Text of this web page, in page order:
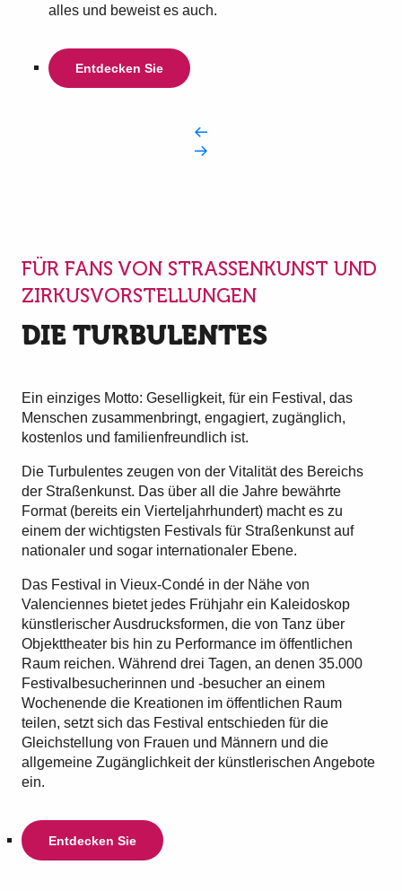
alles und beweist es auch.
Entdecken Sie
FÜR FANS VON STRASSENKUNST UND Z
IRKUSVORSTELLUNGEN
DIE TURBULENTES
Ein einziges Motto: Geselligkeit, für ein Festival, das
Menschen zusammenbringt, engagiert, zugänglich,
kostenlos und familienfreundlich ist.
Die Turbulentes zeugen von der Vitalität des Bereichs
der Straßenkunst. Das über all die Jahre bewährte
Format (bereits ein Vierteljahrhundert) macht es zu
einem der wichtigsten Festivals für Straßenkunst auf
nationaler und sogar internationaler Ebene.
Das Festival in Vieux-Condé in der Nähe von
Valenciennes bietet jedes Frühjahr ein Kaleidoskop
künstlerischer Ausdrucksformen, die von Tanz über
Objekttheater bis hin zu Performance im öffentlichen
Raum reichen. Während drei Tagen, an denen 35.000
Festivalbesucherinnen und -besucher an einem
Wochenende die Kreationen im öffentlichen Raum
teilen, setzt sich das Festival entschieden für die
Gleichstellung von Frauen und Männern und die
allgemeine Zugänglichkeit der künstlerischen Angebote
ein.
Entdecken Sie